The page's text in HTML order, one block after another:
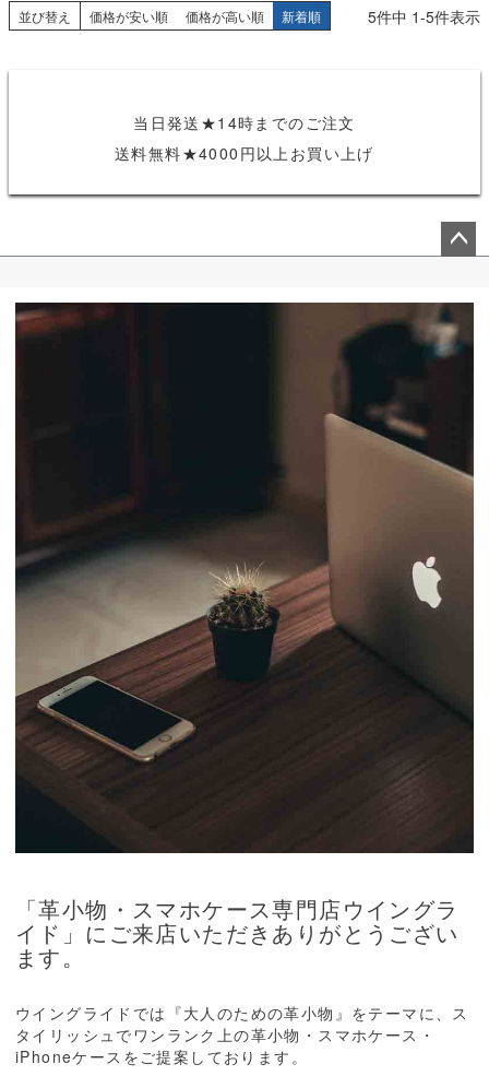
並び替え 価格が安い順 価格が高い順 新着順 5件中 1-5件表示
当日発送★14時までのご注文
送料無料★4000円以上お買い上げ
「革小物・スマホケース専門店ウイングラ
イド」にご来店いただきありがとうござい
ます。
ウイングライドでは『大人のための革小物』をテーマに、ス
タイリッシュでワンランク上の革小物・スマホケース・
iPhoneケースをご提案しております。
ップ
へ